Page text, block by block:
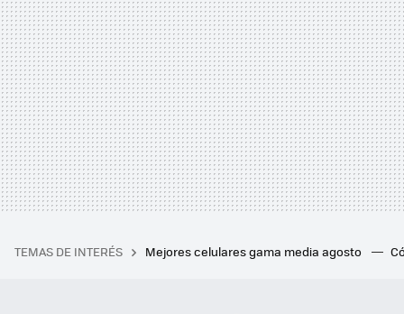
TEMAS DE INTERÉS Mejores celulares gama media agosto